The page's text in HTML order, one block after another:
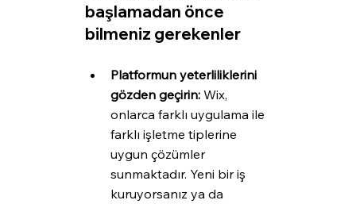
başlamadan önce
bilmeniz gerekenler
Platformun yeterliliklerini
gözden geçirin: Wix,
onlarca farklı uygulama ile
farklı işletme tiplerine
uygun çözümler
sunmaktadır. Yeni bir iş
kuruyorsanız ya da